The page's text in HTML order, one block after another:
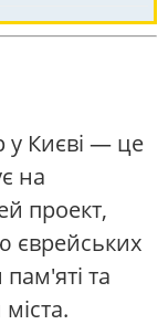
у Києві — це
на
проект,
єврейських
та